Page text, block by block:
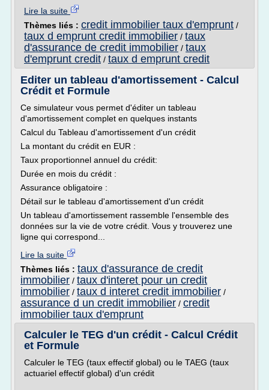
Lire la suite
Thèmes liés : credit immobilier taux d'emprunt /
taux d emprunt credit immobilier / taux
d'assurance de credit immobilier / taux
d'emprunt credit / taux d emprunt credit
Editer un tableau d'amortissement - Calcul
Crédit et Formule
Ce simulateur vous permet d'éditer un tableau
d'amortissement complet en quelques instants
Calcul du Tableau d'amortissement d'un crédit
La montant du crédit en EUR :
Taux proportionnel annuel du crédit:
Durée en mois du crédit :
Assurance obligatoire :
Détail sur le tableau d'amortissement d'un crédit
Un tableau d'amortissement rassemble l'ensemble des
données sur la vie de votre crédit. Vous y trouverez une
ligne qui correspond...
Lire la suite
Thèmes liés : taux d'assurance de credit
immobilier / taux d'interet pour un credit
immobilier / taux d interet credit immobilier /
assurance d un credit immobilier / credit
immobilier taux d'emprunt
Calculer le TEG d'un crédit - Calcul Crédit
et Formule
Calculer le TEG (taux effectif global) ou le TAEG (taux
actuariel effectif global) d'un crédit